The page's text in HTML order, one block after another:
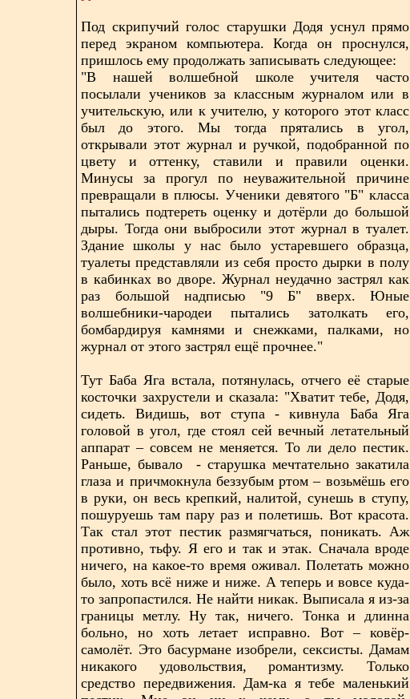
Под скрипучий голос старушки Додя уснул прямо
перед экраном компьютера. Когда он проснулся,
пришлось ему продолжать записывать следующее:
"В нашей волшебной школе учителя часто
посылали учеников за классным журналом или в
учительскую, или к учителю, у которого этот класс
был до этого. Мы тогда прятались в угол,
открывали этот журнал и ручкой, подобранной по
цвету и оттенку, ставили и правили оценки.
Минусы за прогул по неуважительной причине
превращали в плюсы. Ученики девятого "Б" класса
пытались подтереть оценку и дотёрли до большой
дыры. Тогда они выбросили этот журнал в туалет.
Здание школы у нас было устаревшего образца,
туалеты представляли из себя просто дырки в полу
в кабинках во дворе. Журнал неудачно застрял как
раз большой надписью "9 Б" вверх. Юные
волшебники-чародеи пытались затолкать его,
бомбардируя камнями и снежками, палками, но
журнал от этого застрял ещё прочнее."
Тут Баба Яга встала, потянулась, отчего её старые
косточки захрустели и сказала: "Хватит тебе, Додя,
сидеть. Видишь, вот ступа - кивнула Баба Яга
головой в угол, где стоял сей вечный летательный
аппарат – совсем не меняется. То ли дело пестик.
Раньше, бывало - старушка мечтательно закатила
глаза и причмокнула беззубым ртом – возьмёшь его
в руки, он весь крепкий, налитой, сунешь в ступу,
пошуруешь там пару раз и полетишь. Вот красота.
Так стал этот пестик размягчаться, поникать. Аж
противно, тьфу. Я его и так и этак. Сначала вроде
ничего, на какое-то время оживал. Полетать можно
было, хоть всё ниже и ниже. А теперь и вовсе куда-
то запропастился. Не найти никак. Выписала я из-за
границы метлу. Ну так, ничего. Тонка и длинна
больно, но хоть летает исправно. Вот – ковёр-
самолёт. Это басурмане изобрели, сексисты. Дамам
никакого удовольствия, романтизму. Только
средство передвижения. Дам-ка я тебе маленький